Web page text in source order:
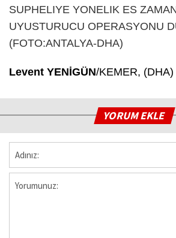
Levent YENİGÜN/KEMER, (DHA)
YORUM EKLE